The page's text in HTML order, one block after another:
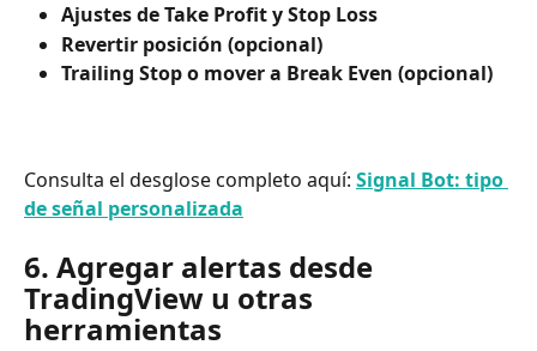
Ajustes de Take Profit y Stop Loss
Revertir posición (opcional)
Trailing Stop o mover a Break Even (opcional)
Consulta el desglose completo aquí: Signal Bot: tipo
de señal personalizada
6. Agregar alertas desde
TradingView u otras
herramientas